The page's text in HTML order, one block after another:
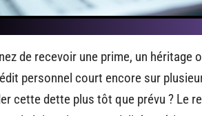
de recevoir une prime, un héritage
personnel court encore sur
cette dette plus tôt que prévu ? Le